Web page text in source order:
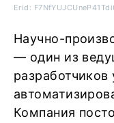
Erid:
Научно-
— один из
разработчиков
Компания